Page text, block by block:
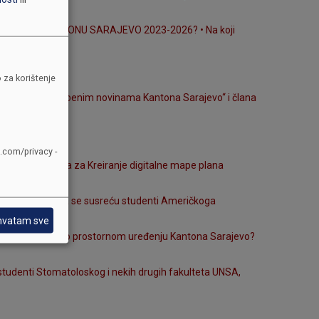
U KANTONU SARAJEVO 2023-2026? • Na koji
u „Službenim novinama Kantona Sarajevo“ i člana
sredstva za Kreiranje digitalne mape plana
sa kojima se susreću studenti Američkoga
sa Zakonom o prostornom uređenju Kantona Sarajevo?
Stomatoloskog i nekih drugih fakulteta UNSA,
za korištenje
privacy -
sve